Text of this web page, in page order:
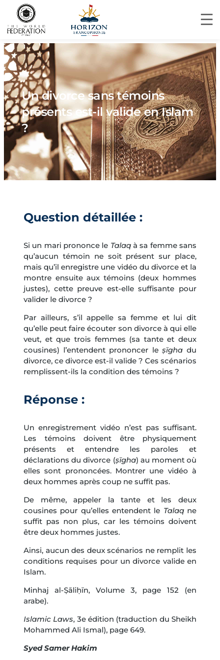
Un divorce sans témoins
présents est-il valide en Islam
?
Question détaillée :
Si un mari prononce le Talaqà sa femme sans
qu’aucun témoin ne soit présent sur place,
mais qu’il enregistre une vidéo du divorce et la
montre ensuite aux témoins (deux hommes
justes), cette preuve est-elle suffisante pour
valider le divorce ?
Par ailleurs, s’il appelle sa femme et lui dit
qu’elle peut faire écouter son divorce à qui elle
veut, et que trois femmes (sa tante et deux
cousines) l’entendent prononcer leṣīgha du
divorce, ce divorce est-il valide ? Ces scénarios
remplissent-ils la condition des témoins ?
Réponse :
Un enregistrement vidéo n’est pas suffisant.
Les témoins doivent être physiquement
présents et entendre les paroles et
déclarations du divorce (ṣīgha) au moment où
elles sont prononcées. Montrer une vidéo à
deux hommes après coup ne suffit pas.
De même, appeler la tante et les deux
cousines pour qu’elles entendent le Talaqne
suffit pas non plus, car les témoins doivent
être deux hommes justes.
Ainsi, aucun des deux scénarios ne remplit les
conditions requises pour un divorce valide en
Islam.
Minhaj al-Ṣāliḥīn, Volume 3, page 152 (en
arabe).
Islamic Laws, 3e édition (traduction du Sheikh
Mohammed Ali Ismal), page 649.
Syed Samer Hakim